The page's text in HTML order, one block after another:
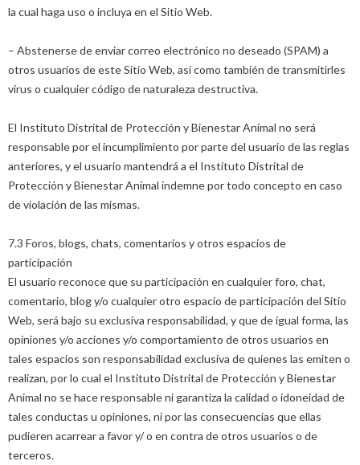
la cual haga uso o incluya en el Sitio Web.
– Abstenerse de enviar correo electrónico no deseado (SPAM) a
otros usuarios de este Sitio Web, así como también de transmitirles
virus o cualquier código de naturaleza destructiva.
El Instituto Distrital de Protección y Bienestar Animal no será
responsable por el incumplimiento por parte del usuario de las reglas
anteriores, y el usuario mantendrá a el Instituto Distrital de
Protección y Bienestar Animal indemne por todo concepto en caso
de violación de las mismas.
7.3 Foros, blogs, chats, comentarios y otros espacios de
participación
El usuario reconoce que su participación en cualquier foro, chat,
comentario, blog y/o cualquier otro espacio de participación del Sitio
Web, será bajo su exclusiva responsabilidad, y que de igual forma, las
opiniones y/o acciones y/o comportamiento de otros usuarios en
tales espacios son responsabilidad exclusiva de quienes las emiten o
realizan, por lo cual el Instituto Distrital de Protección y Bienestar
Animal no se hace responsable ni garantiza la calidad o idoneidad de
tales conductas u opiniones, ni por las consecuencias que ellas
pudieren acarrear a favor y/ o en contra de otros usuarios o de
terceros.